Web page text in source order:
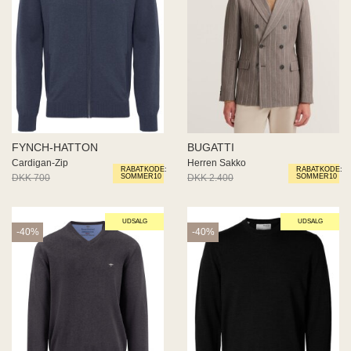
RABATKODE:
SOMMER10
FYNCH-HATTON
Cardigan-Zip
DKK 700
DKK 420
RABATKODE:
SOMMER10
BUGATTI
Herren Sakko
DKK 2.400
DKK 1.440
UDSALG
-40%
UDSALG
-40%